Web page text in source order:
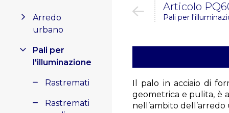
Arredo
urbano
Pali per
l'illuminazione
Rastremati
Rastremati
Articolo
Pali per
Il palo in acciaio di
geometrica e pulita, è
nell’ambito dell’arredo